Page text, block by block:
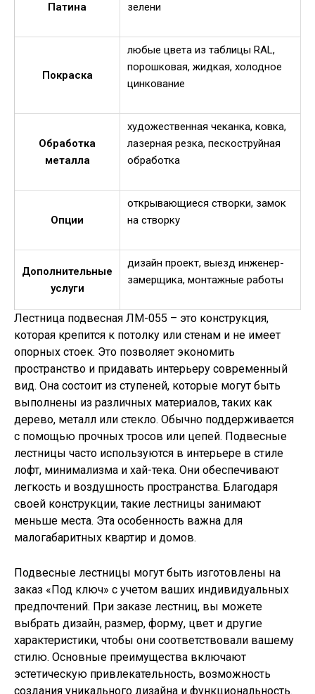
Патина
зелени
Покраска
любые цвета из таблицы RAL,
порошковая, жидкая, холодное
цинкование
Обработка
металла
художественная чеканка, ковка,
лазерная резка, пескоструйная
обработка
Опции
открывающиеся створки, замок
на створку
Дополнительные
услуги
дизайн проект, выезд инженер-
замерщика, монтажные работы
Лестница подвесная ЛМ-055 – это конструкция,
которая крепится к потолку или стенам и не имеет
опорных стоек. Это позволяет экономить
пространство и придавать интерьеру современный
вид. Она состоит из ступеней, которые могут быть
выполнены из различных материалов, таких как
дерево, металл или стекло. Обычно поддерживается
с помощью прочных тросов или цепей. Подвесные
лестницы часто используются в интерьере в стиле
лофт, минимализма и хай-тека. Они обеспечивают
легкость и воздушность пространства. Благодаря
своей конструкции, такие лестницы занимают
меньше места. Эта особенность важна для
малогабаритных квартир и домов.
Подвесные лестницы могут быть изготовлены на
заказ «Под ключ» с учетом ваших индивидуальных
предпочтений. При заказе лестниц, вы можете
выбрать дизайн, размер, форму, цвет и другие
характеристики, чтобы они соответствовали вашему
стилю. Основные преимущества включают
эстетическую привлекательность, возможность
создания уникального дизайна и функциональность.